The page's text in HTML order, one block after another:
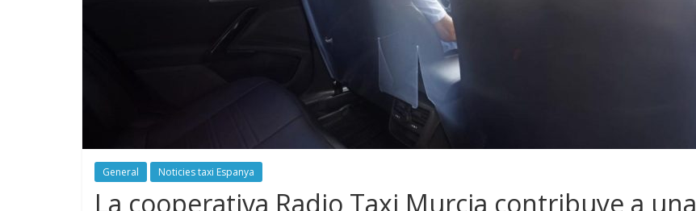
General Noticies taxi Espanya
La cooperativa Radio Taxi Murcia contribuye a una